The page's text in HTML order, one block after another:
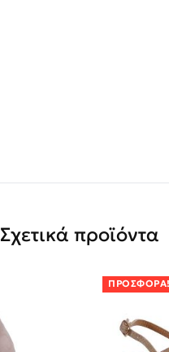
Σχετικά προϊόντα
ΠΡΟΣΦΟΡΆ!